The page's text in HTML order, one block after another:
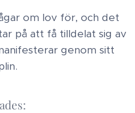
om lov för, och det
på att få tilldelat sig av
genom sitt